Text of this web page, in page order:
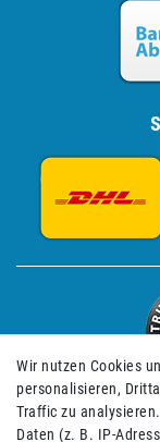
Wir nutzen Cookies
personalisieren,
Traffic zu
Daten (z. B. IP-